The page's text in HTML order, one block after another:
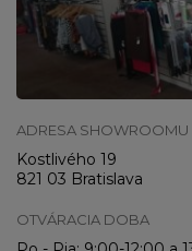
ADRESA SHOWROOMU
Kostlivého 19
821 03 Bratislava
OTVÁRACIA DOBA